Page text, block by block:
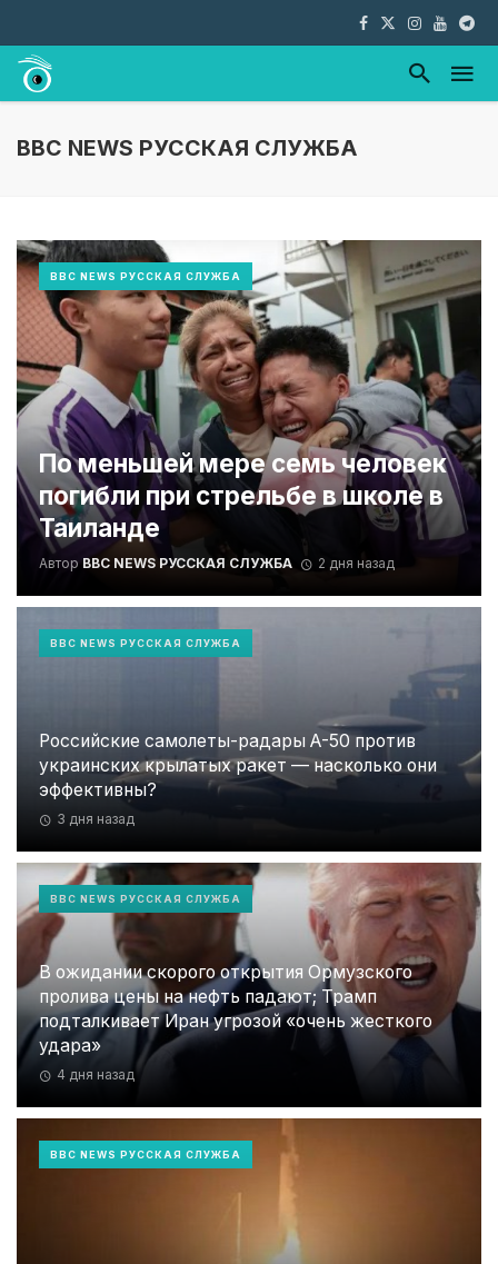
BBC NEWS РУССКАЯ СЛУЖБА
По меньшей мере семь человек
погибли при стрельбе в школе в
Таиланде
АвторBBC NEWS РУССКАЯ СЛУЖБА 2 дня назад
BBC NEWS РУССКАЯ СЛУЖБА
Российские самолеты-радары А-50 против
украинских крылатых ракет — насколько они
эффективны?
3 дня назад
BBC NEWS РУССКАЯ СЛУЖБА
В ожидании скорого открытия Ормузского
пролива цены на нефть падают; Трамп
подталкивает Иран угрозой «очень жесткого
удара»
4 дня назад
BBC NEWS РУССКАЯ СЛУЖБА
BBC NEWS РУССКАЯ СЛУЖБА